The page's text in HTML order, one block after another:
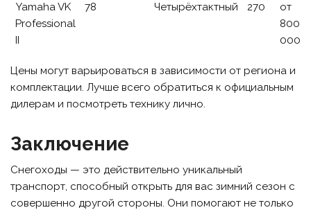
Yamaha VK
Professional
78 Четырёхтактный 270
от
800
000
Цены могут варьироваться в зависимости от региона и
комплектации. Лучше всего обратиться к официальным
дилерам и посмотреть технику лично.
Заключение
Снегоходы — это действительно уникальный
транспорт, способный открыть для вас зимний сезон с
совершенно другой стороны. Они помогают не только